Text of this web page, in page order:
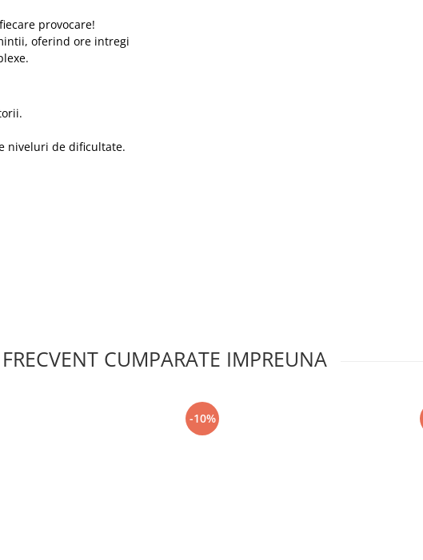
provocare!
oferind ore intregi
niveluri de dificultate.
FRECVENT CUMPARATE IMPREUNA
-10%